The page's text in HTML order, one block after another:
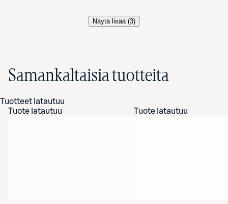
Näytä lisää (3)
Samankaltaisia tuotteita
Tuotteet latautuu
Tuote latautuu
Tuote latautuu